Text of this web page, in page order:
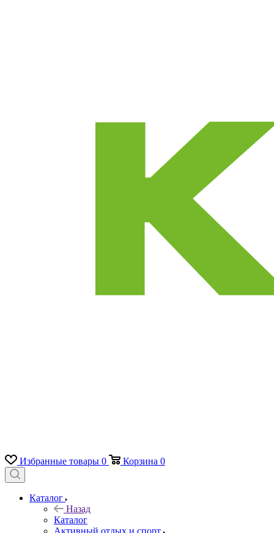
Избранные товары 0 Корзина 0
Каталог
Назад
Каталог
Активный отдых и спорт